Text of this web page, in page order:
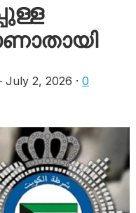
2, 2026 · 0